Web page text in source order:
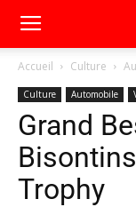
Accueil Culture
Culture Automobile
Grand
Trophy